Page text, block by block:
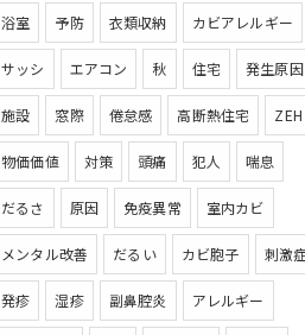
浴室 予防 衣類収納 カビアレルギー
サッシ エアコン 秋 住宅 発生原因
施設 窓際 倦怠感 高断熱住宅 ZEH
物価価値 対策 頭痛 犯人 喘息
だるさ 原因 免疫異常 室内カビ
メンタル改善 だるい カビ胞子 刺激
発疹 湿疹 副鼻腔炎 アレルギー